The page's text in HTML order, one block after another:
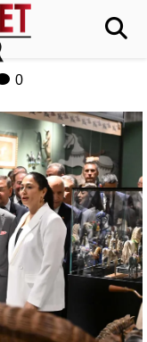
0